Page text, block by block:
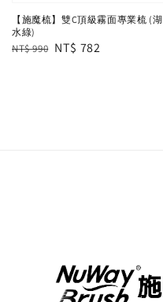
【施魔梳】雙C頂級霧面專業梳 (湖
水綠)
Regular
NT$ 990 Sale
NT$ 782